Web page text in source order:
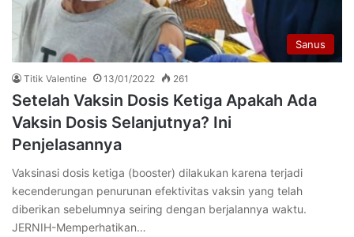
Sanus
Titik Valentine 13/01/2022 261
Setelah Vaksin Dosis Ketiga Apakah Ada
Vaksin Dosis Selanjutnya? Ini
Penjelasannya
Vaksinasi dosis ketiga (booster) dilakukan karena terjadi
kecenderungan penurunan efektivitas vaksin yang telah
diberikan sebelumnya seiring dengan berjalannya waktu.
JERNIH-Memperhatikan…